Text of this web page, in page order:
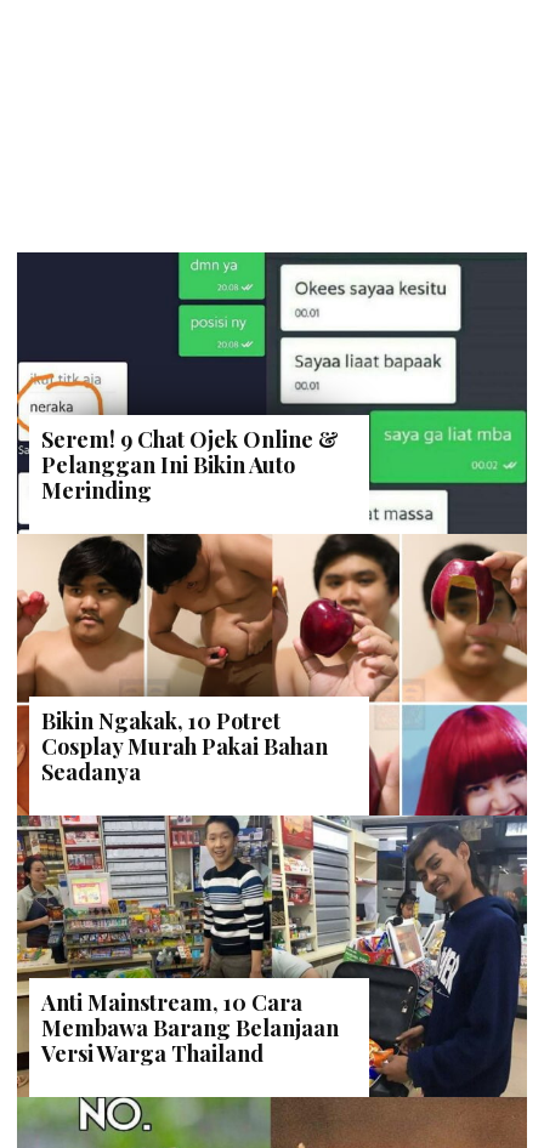
Serem! 9 Chat Ojek Online &
Pelanggan Ini Bikin Auto
Merinding
Bikin Ngakak, 10 Potret
Cosplay Murah Pakai Bahan
Seadanya
Anti Mainstream, 10 Cara
Membawa Barang Belanjaan
Versi Warga Thailand